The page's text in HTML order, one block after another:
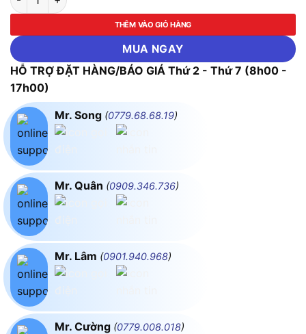
THÊM VÀO GIỎ HÀNG
MUA NGAY
HỖ TRỢ ĐẶT HÀNG/BÁO GIÁ Thứ 2 - Thứ 7 (8h00 -
17h00)
Mr. Song (0779.68.68.19)
Mr. Quân (0909.346.736)
Mr. Lâm (0901.940.968)
Mr. Cường (0779.008.018)